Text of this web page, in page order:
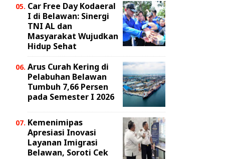
Car Free Day Kodaeral
I di Belawan: Sinergi
TNI AL dan
Masyarakat Wujudkan
Hidup Sehat
Arus Curah Kering di
Pelabuhan Belawan
Tumbuh 7,66 Persen
pada Semester I 2026
Kemenimipas
Apresiasi Inovasi
Layanan Imigrasi
Belawan, Soroti Cek